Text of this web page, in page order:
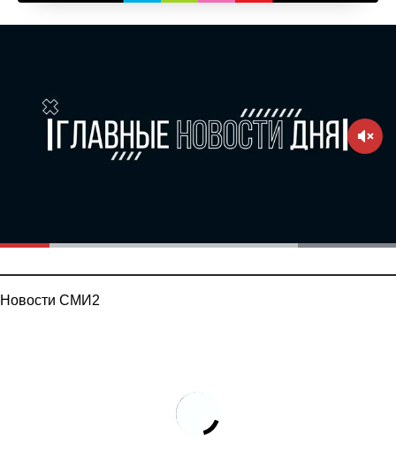
Новости СМИ2